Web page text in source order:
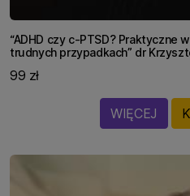
“ADHD czy c-PTSD? Praktyczne
trudnych przypadkach” dr
99 zł
WIĘCEJ